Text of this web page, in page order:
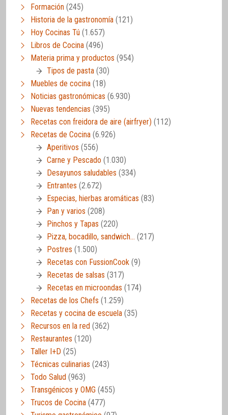
Formación (245)
Historia de la gastronomía (121)
Hoy Cocinas Tú (1.657)
Libros de Cocina (496)
Materia prima y productos (954)
Tipos de pasta (30)
Muebles de cocina (18)
Noticias gastronómicas (6.930)
Nuevas tendencias (395)
Recetas con freidora de aire (airfryer) (112)
Recetas de Cocina (6.926)
Aperitivos (556)
Carne y Pescado (1.030)
Desayunos saludables (334)
Entrantes (2.672)
Especias, hierbas aromáticas (83)
Pan y varios (208)
Pinchos y Tapas (220)
Pizza, bocadillo, sandwich… (217)
Postres (1.500)
Recetas con FussionCook (9)
Recetas de salsas (317)
Recetas en microondas (174)
Recetas de los Chefs (1.259)
Recetas y cocina de escuela (35)
Recursos en la red (362)
Restaurantes (120)
Taller I+D (25)
Técnicas culinarias (243)
Todo Salud (963)
Transgénicos y OMG (455)
Trucos de Cocina (477)